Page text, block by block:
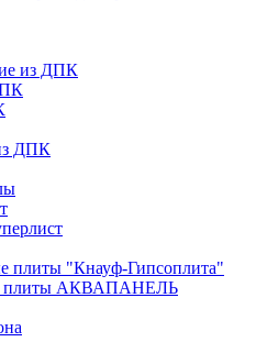
из ДПК
ДПК
плиты "Кнауф-Гипсоплита"
плиты АКВАПАНЕЛЬ